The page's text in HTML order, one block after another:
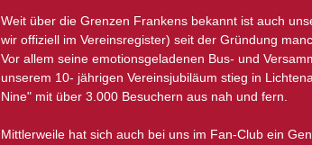
Weit über die Grenzen Frankens bekannt ist auch
wir offiziell im Vereinsregister) seit der Gründung
Vor allem seine emotionsgeladenen Bus- und
unserem 10- jährigen Vereinsjubiläum stieg in
Nine" mit über 3.000 Besuchern aus nah und fern.
Mittlerweile hat sich auch bei uns im Fan-Club ein